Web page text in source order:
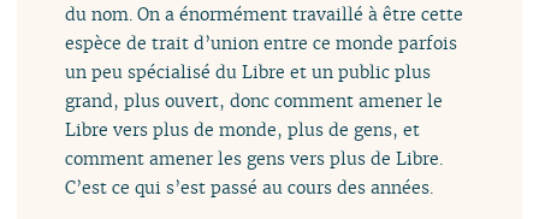
du nom. On a énormément travaillé à être cette
espèce de trait d’union entre ce monde parfois
un peu spécialisé du Libre et un public plus
grand, plus ouvert, donc comment amener le
Libre vers plus de monde, plus de gens, et
comment amener les gens vers plus de Libre.
C’est ce qui s’est passé au cours des années.